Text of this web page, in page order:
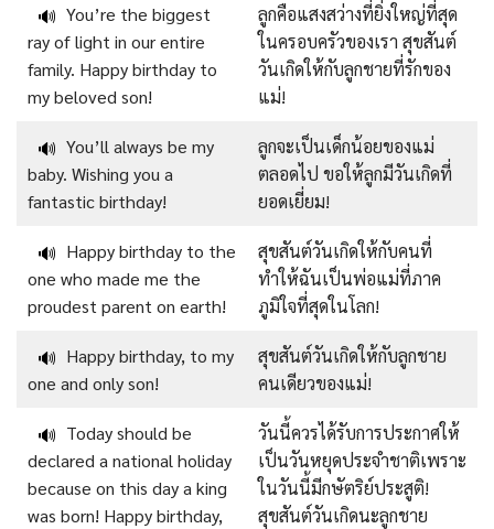
🔊 You’re the biggest
ray of light in our entire
family. Happy birthday to
my beloved son!
ลูกคือแสงสว่างที่ยิ่งใหญ่ที่สุด
ในครอบครัวของเรา สุขสันต์
วันเกิดให้กับลูกชายที่รักของ
แม่!
🔊 You’ll always be my
baby. Wishing you a
fantastic birthday!
ลูกจะเป็นเด็กน้อยของแม่
ตลอดไป ขอให้ลูกมีวันเกิดที่
ยอดเยี่ยม!
🔊 Happy birthday to the
one who made me the
proudest parent on earth!
สุขสันต์วันเกิดให้กับคนที่
ทำให้ฉันเป็นพ่อแม่ที่ภาค
ภูมิใจที่สุดในโลก!
🔊 Happy birthday, to my
one and only son!
สุขสันต์วันเกิดให้กับลูกชาย
คนเดียวของแม่!
🔊 Today should be
declared a national holiday
because on this day a king
was born! Happy birthday,
วันนี้ควรได้รับการประกาศให้
เป็นวันหยุดประจำชาติเพราะ
ในวันนี้มีกษัตริย์ประสูติ!
สุขสันต์วันเกิดนะลูกชาย